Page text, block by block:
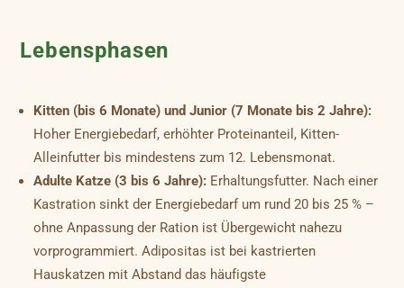
Lebensphasen
Kitten (bis 6 Monate) und Junior (7 Monate bis 2 Jahre):
Hoher Energiebedarf, erhöhter Proteinanteil, Kitten-
Alleinfutter bis mindestens zum 12. Lebensmonat.
Adulte Katze (3 bis 6 Jahre): Erhaltungsfutter. Nach einer
Kastration sinkt der Energiebedarf um rund 20 bis 25 % –
ohne Anpassung der Ration ist Übergewicht nahezu
vorprogrammiert. Adipositas ist bei kastrierten
Hauskatzen mit Abstand das häufigste